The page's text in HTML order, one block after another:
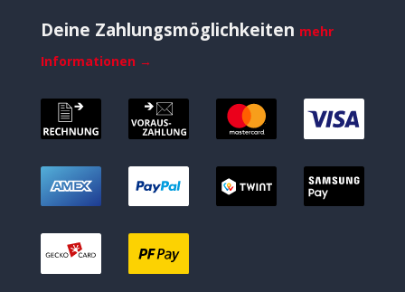
Deine Zahlungsmöglichkeiten mehr
Informationen →